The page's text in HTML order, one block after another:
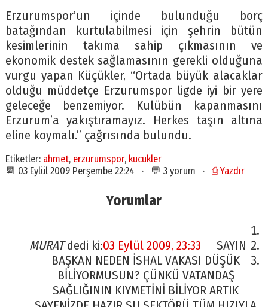
Erzurumspor’un içinde bulunduğu borç
batağından kurtulabilmesi için şehrin bütün
kesimlerinin takıma sahip çıkmasının ve
ekonomik destek sağlamasının gerekli olduğuna
vurgu yapan Küçükler, “Ortada büyük alacaklar
olduğu müddetçe Erzurumspor ligde iyi bir yere
geleceğe benzemiyor. Kulübün kapanmasını
Erzurum’a yakıştıramayız. Herkes taşın altına
eline koymalı.” çağrısında bulundu.
Etiketler: ahmet, erzurumspor, kucukler
📆 03 Eylül 2009 Perşembe 22:24 · 💬 3 yorum · ⎙ Yazdır
Yorumlar
MURAT dedi ki:03 Eylül 2009, 23:33
SAYIN
BAŞKAN NEDEN İSHAL VAKASI DÜŞÜK
BİLİYORMUSUN? ÇÜNKÜ VATANDAŞ
SAĞLIĞININ KIYMETİNİ BİLİYOR ARTIK